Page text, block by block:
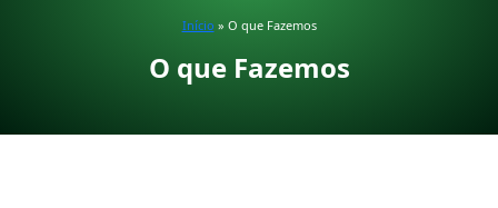
Início » O que Fazemos
O que Fazemos